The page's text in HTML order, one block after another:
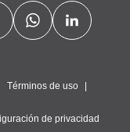
Términos de uso
de privacidad